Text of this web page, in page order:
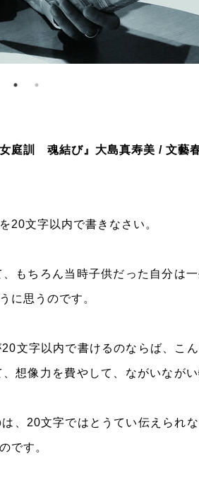
庭訓 魂結び』 大島真寿美 / 文藝
文字以内で書きなさい。
もちろん当時子供だった自分は一
に思うのです。
文字以内で書けるのならば、こん
想像力を費やして、ながいなが
、20文字ではとうてい伝えられ
です。